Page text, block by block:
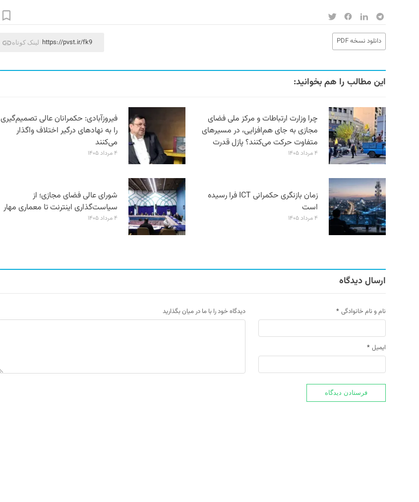
دانلود نسخه PDF لینک کوتاه https://pvst.ir/fk9
این مطالب را هم بخوانید:
چرا وزارت ارتباطات و مرکز ملی فضای
مجازی به جای هم‌افزایی، در مسیرهای
متفاوت حرکت می‌کنند؟ پازل قدرت
۴ مرداد ۱۴۰۵
فیروزآبادی: حکمرانان عالی تصمیم‌گیری
را به نهادهای درگیر اختلاف واگذار
می‌کنند
۴ مرداد ۱۴۰۵
زمان بازنگری حکمرانی ICT فرا رسیده
است
۴ مرداد ۱۴۰۵
شورای عالی فضای مجازی؛ از
سیاست‌گذاری اینترنت تا معماری مهار
۴ مرداد ۱۴۰۵
ارسال دیدگاه
نام و نام خانوادگی *
ایمیل *
دیدگاه خود را با ما در میان بگذارید